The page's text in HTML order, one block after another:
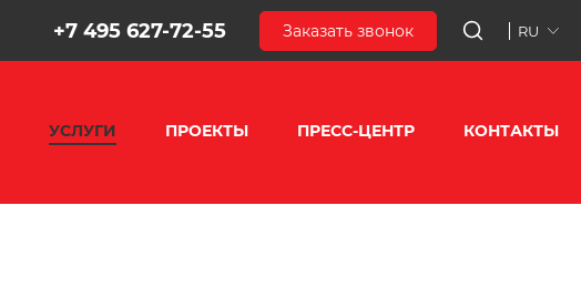
+7 495 627-72-55 Заказать звонок RU
УСЛУГИ ПРОЕКТЫ ПРЕСС-ЦЕНТР КОНТАКТЫ